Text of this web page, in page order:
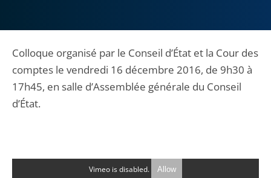
Colloque organisé par le Conseil d’État et la Cour des
comptes le vendredi 16 décembre 2016, de 9h30 à
17h45, en salle d’Assemblée générale du Conseil
d’État.
Vimeo is disabled. Allow